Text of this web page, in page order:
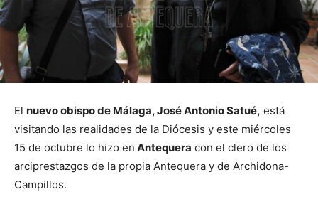
El nuevo obispo de Málaga, José Antonio Satué, está
visitando las realidades de la Diócesis y este miércoles
15 de octubre lo hizo en Antequera con el clero de los
arciprestazgos de la propia Antequera y de Archidona-
Campillos.